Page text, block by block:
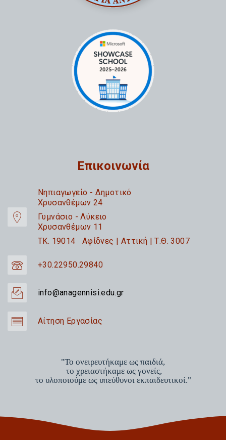
Επικοινωνία
Nηπιαγωγείο - Δημοτικό
Χρυσανθέμων 24
Γυμνάσιο - Λύκειο
Χρυσανθέμων 11
TK. 19014 Αφίδνες | Αττική | Τ.Θ. 3007
+30.22950.29840
info@anagennisi.edu.gr
Αίτηση Εργασίας
"Το ονειρευτήκαμε ως παιδιά,
το χρειαστήκαμε ως γονείς,
το υλοποιούμε ως υπεύθυνοι εκπαιδευτικοί."